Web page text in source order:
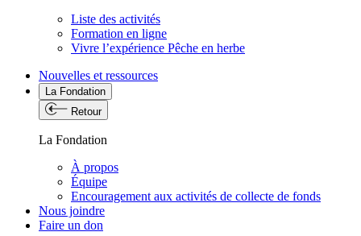
Liste des activités
Formation en ligne
Vivre l’expérience Pêche en herbe
Nouvelles et ressources
La Fondation
Retour
La Fondation
À propos
Équipe
Encouragement aux activités de collecte de fonds
Nous joindre
Faire un don